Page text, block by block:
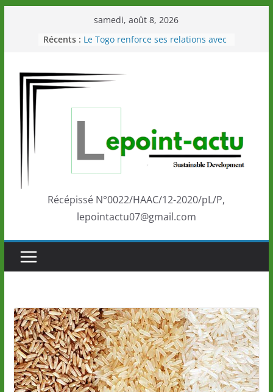
samedi, août 8, 2026
Récents : Le Togo renforce ses relations avec
Éléphants en Côte d’Ivoire
LOTO DETENTE”, un nouveau tirage
marque de confiance au Togo sur
la scène internationale au-delà des
performances de ses athlètes
Togo: Que retenir de la politique
éducation et de l’ambition de
Récépissé N°0022/HAAC/12-2020/pL/P,
lepointactu07@gmail.com